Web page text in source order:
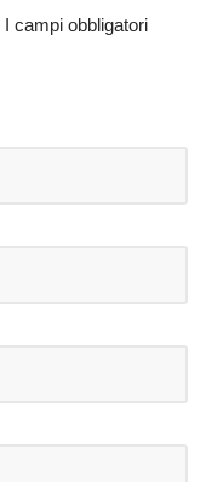
I campi obbligatori